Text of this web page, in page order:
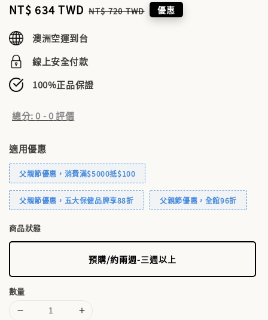
Sale
NT$ 634 TWD Regular
NT$ 720 TWD 優惠
澳洲空運到台
線上安全付款
100%正品保證
總分:0 -0評價
適用優惠
父親節優惠，消費滿$5000抵$100
父親節優惠，五大保健品牌享88折 父親節優惠，全館96折
商品狀態
預購/約兩週-三週以上
數量